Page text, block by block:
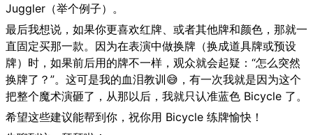
Juggler（举个例子）。
最后我想说，如果你更喜欢红牌、或者其他牌和颜色，那就一
直固定买那一款。因为在表演中做换牌（换成道具牌或预设
牌）时，如果前后用的牌不一样，观众就会起疑：“怎么突然
换牌了？”。这可是我的血泪教训😅，有一次我就是因为这个
把整个魔术演砸了，从那以后，我就只认准蓝色 Bicycle 了。
希望这些建议能帮到你，祝你用 Bicycle 练牌愉快！